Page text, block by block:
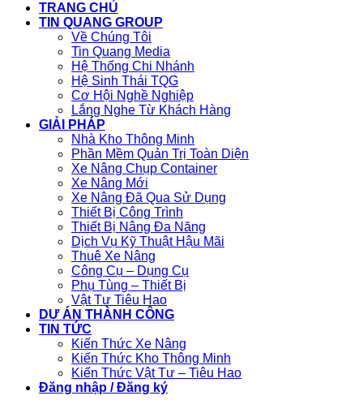
TRANG CHỦ
TIN QUANG GROUP
Về Chúng Tôi
Tin Quang Media
Hệ Thống Chi Nhánh
Hệ Sinh Thái TQG
Cơ Hội Nghề Nghiệp
Lắng Nghe Từ Khách Hàng
GIẢI PHÁP
Nhà Kho Thông Minh
Phần Mềm Quản Trị Toàn Diện
Xe Nâng Chụp Container
Xe Nâng Mới
Xe Nâng Đã Qua Sử Dụng
Thiết Bị Công Trình
Thiết Bị Nâng Đa Năng
Dịch Vụ Kỹ Thuật Hậu Mãi
Thuê Xe Nâng
Công Cụ – Dụng Cụ
Phụ Tùng – Thiết Bị
Vật Tư Tiêu Hao
DỰ ÁN THÀNH CÔNG
TIN TỨC
Kiến Thức Xe Nâng
Kiến Thức Kho Thông Minh
Kiến Thức Vật Tư – Tiêu Hao
Đăng nhập / Đăng ký